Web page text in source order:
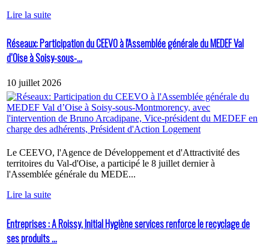
Lire la suite
Réseaux: Participation du CEEVO à l'Assemblée générale du MEDEF Val
d’Oise à Soisy-sous-...
10 juillet 2026
Le CEEVO, l'Agence de Développement et d'Attractivité des
territoires du Val-d'Oise, a participé le 8 juillet dernier à
l'Assemblée générale du MEDE...
Lire la suite
Entreprises : A Roissy, Initial Hygiène services renforce le recyclage de
ses produits ...